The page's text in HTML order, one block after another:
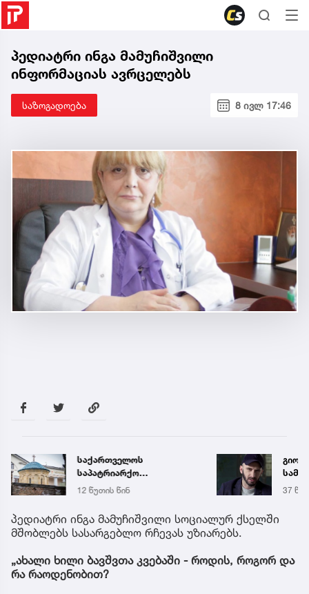
პედიატრი ინგა მამუჩიშვილი
ინფორმაციას ავრცელებს
საზოგადოება 8 ივლ 17:46
საქართველოს
საპატრიარქო
განცხადებას ავრცელებს
12 წუთის წინ 37
პედიატრი ინგა მამუჩიშვილი სოციალურ ქსელში
მშობლებს სასარგებლო რჩევას უზიარებს.
„ახალი ხილი ბავშვთა კვებაში - როდის, როგორ და
რა რაოდენობით?